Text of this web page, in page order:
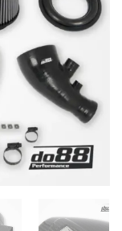
Añadir
a la
lista
deseos